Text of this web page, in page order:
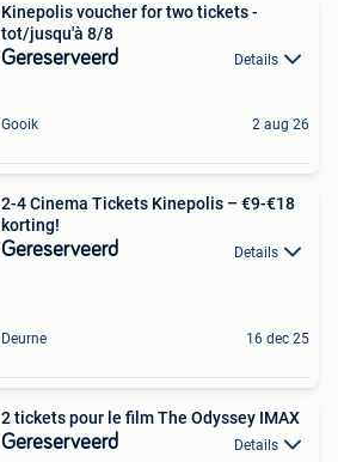
Kinepolis voucher for two tickets -
tot/jusqu'à 8/8
Gereserveerd Details
Gooik 2 aug 26
2-4 Cinema Tickets Kinepolis – €9-€18
korting!
Gereserveerd Details
Deurne 16 dec 25
2 tickets pour le film The Odyssey IMAX
Gereserveerd Details